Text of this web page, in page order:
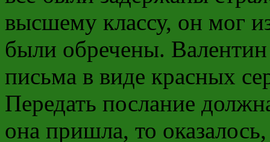
высшему классу, он мог
были обречены.
письма в виде красных
Передать послание
она пришла, то